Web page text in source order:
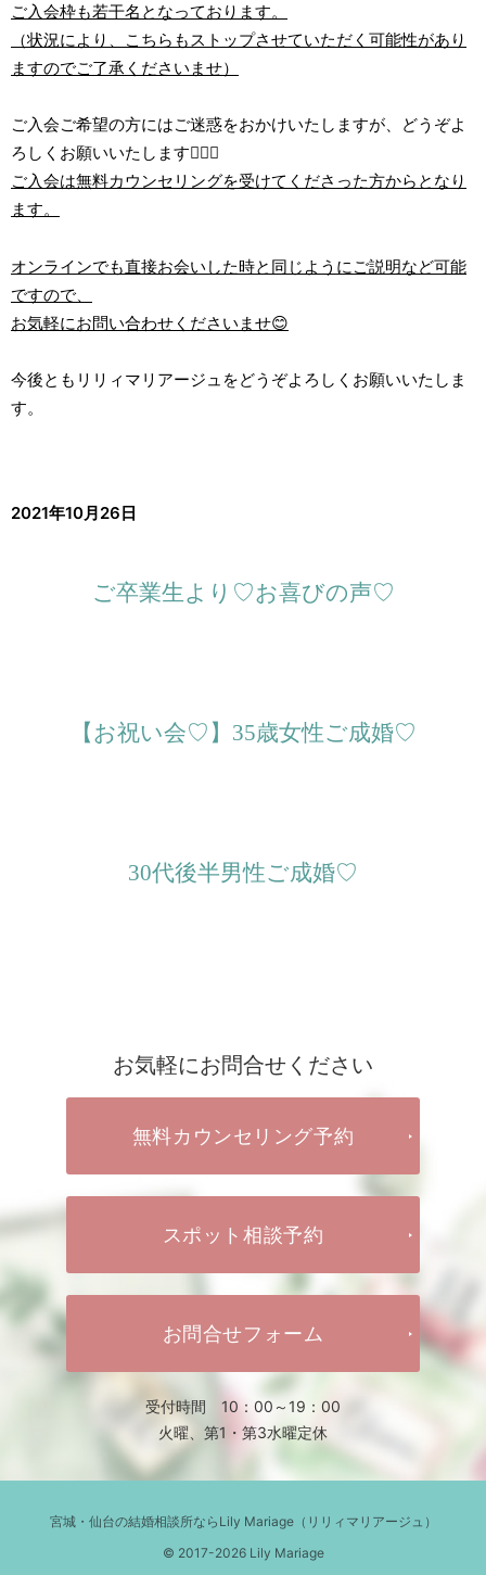
ご入会枠も若干名となっております。
（状況により、こちらもストップさせていただく可能性があり
ますのでご了承くださいませ）
ご入会ご希望の方にはご迷惑をおかけいたしますが、どうぞよ
ろしくお願いいたします🙇‍♂️‍♀
ご入会は無料カウンセリングを受けてくださった方からとなり
ます。
オンラインでも直接お会いした時と同じようにご説明など可能
ですので、
お気軽にお問い合わせくださいませ😊
今後ともリリィマリアージュをどうぞよろしくお願いいたしま
す。
2021年10月26日
ご卒業生より♡お喜びの声♡
【お祝い会♡】35歳女性ご成婚♡
30代後半男性ご成婚♡
お気軽にお問合せください
無料カウンセリング予約
スポット相談予約
お問合せフォーム
受付時間 10：00～19：00
火曜、第1・第3水曜定休
© 2017-2026 Lily Mariage
宮城・仙台の結婚相談所ならLily Mariage（リリィマリアージュ）